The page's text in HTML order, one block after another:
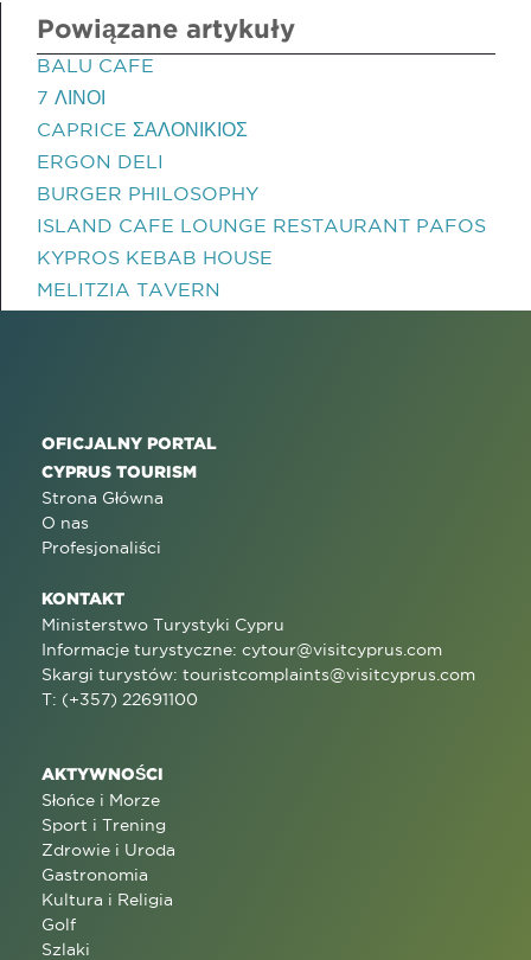
Powiązane artykuły
BALU CAFE
7 ΛΙΝΟΙ
CAPRICE ΣΑΛΟΝΙΚΙΟΣ
ERGON DELI
BURGER PHILOSOPHY
ISLAND CAFE LOUNGE RESTAURANT PAFOS
KYPROS KEBAB HOUSE
MELITZIA TAVERN
OFICJALNY PORTAL
CYPRUS TOURISM
Strona Główna
O nas
Profesjonaliści
KONTAKT
Ministerstwo Turystyki Cypru
Informacje turystyczne: cytour@visitcyprus.com
Skargi turystów: touristcomplaints@visitcyprus.com
T: (+357) 22691100
AKTYWNOŚCI
Słońce i Morze
Sport i Trening
Zdrowie i Uroda
Gastronomia
Kultura i Religia
Golf
Szlaki